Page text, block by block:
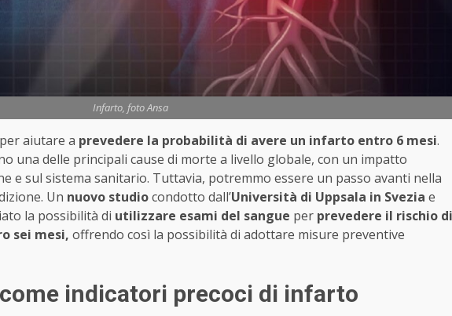
Infarto, foto Ansa
per aiutare a prevedere la probabilità di avere un infarto entro 6 mesi.
una delle principali cause di morte a livello globale, con un impatto
e sul sistema sanitario. Tuttavia, potremmo essere un passo avanti nella
Un nuovo studiocondotto dall’Università di Uppsala in Svezia e
la possibilità di utilizzare esami del sangue per prevedere il rischio di
sei mesi, offrendo così la possibilità di adottare misure preventive
indicatori precoci di infarto